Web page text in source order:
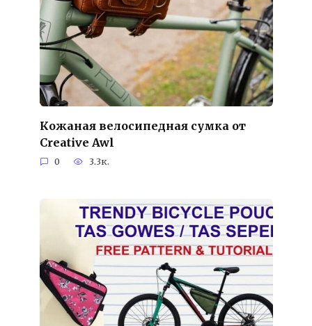
Кожаная велосипедная сумка от
Creative Awl
0 3.3к.